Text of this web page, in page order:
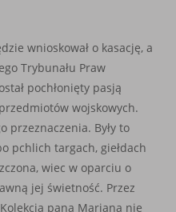
wnioskował o kasację, a
Trybunału Praw
pochłonięty pasją
wojskowych.
przeznaczenia. Były to
pchlich targach, giełdach
wiec w oparciu o
jej świetność. Przez
pana Mariana nie